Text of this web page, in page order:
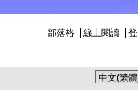
部落格 線上閱讀